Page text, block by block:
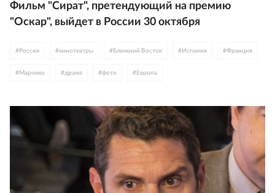
Фильм "Сират", претендующий на премию
"Оскар", выйдет в России 30 октября
# Россия #кинотеатры # Ближний Восток # Испания #Франция
# Марокко #драма #фото # Европа